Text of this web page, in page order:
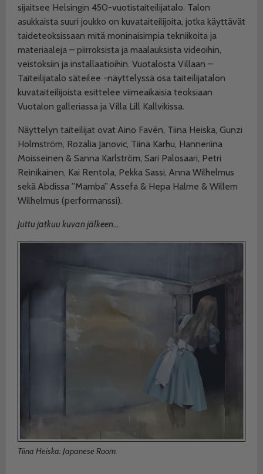
sijaitsee Helsingin 450-vuotistaiteilijatalo. Talon
asukkaista suuri joukko on kuvataiteilijoita, jotka käyttävät
taideteoksissaan mitä moninaisimpia tekniikoita ja
materiaaleja – piirroksista ja maalauksista videoihin,
veistoksiin ja installaatioihin. Vuotalosta Villaan –
Taiteilijatalo säteilee -näyttelyssä osa taiteilijatalon
kuvataiteilijoista esittelee viimeaikaisia teoksiaan
Vuotalon galleriassa ja Villa Lill Kallvikissa.
Näyttelyn taiteilijat ovat Aino Favén, Tiina Heiska, Gunzi
Holmström, Rozalia Janovic, Tiina Karhu, Hanneriina
Moisseinen & Sanna Karlström, Sari Palosaari, Petri
Reinikainen, Kai Rentola, Pekka Sassi, Anna Wilhelmus
sekä Abdissa ”Mamba” Assefa & Hepa Halme & Willem
Wilhelmus (performanssi).
Juttu jatkuu kuvan jälkeen…
Tiina Heiska: Japanese Room.